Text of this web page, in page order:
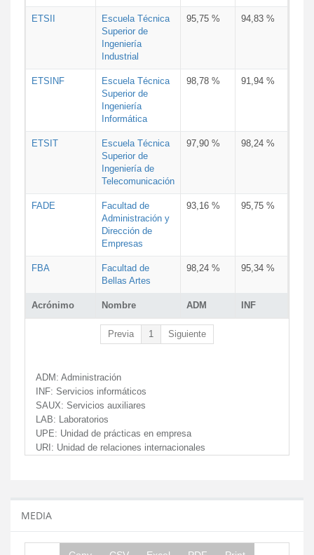
Acrónimo Nombre ADM INF
ETSII
Escuela Técnica
Superior de
Ingeniería
Industrial
95,75 % 94,83 %
ETSINF
Escuela Técnica
Superior de
Ingeniería
Informática
98,78 % 91,94 %
ETSIT
Escuela Técnica
Superior de
Ingeniería de
Telecomunicación
97,90 % 98,24 %
FADE
Facultad de
Administración y
Dirección de
Empresas
93,16 % 95,75 %
FBA
Facultad de
Bellas Artes
98,24 % 95,34 %
Previa 1 Siguiente
ADM: Administración
INF: Servicios informáticos
SAUX: Servicios auxiliares
LAB: Laboratorios
UPE: Unidad de prácticas en empresa
URI: Unidad de relaciones internacionales
MEDIA